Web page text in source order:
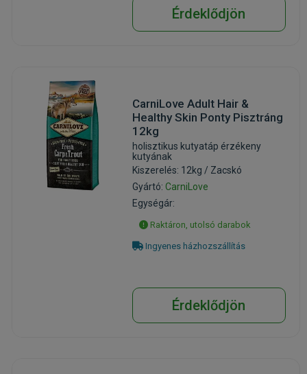
Érdeklődjön
CarniLove Adult Hair &
Healthy Skin Ponty Pisztráng
12kg
holisztikus kutyatáp érzékeny
kutyának
Kiszerelés: 12kg / Zacskó
Gyártó: CarniLove
Egységár:
Raktáron, utolsó darabok
Ingyenes házhozszállítás
Érdeklődjön